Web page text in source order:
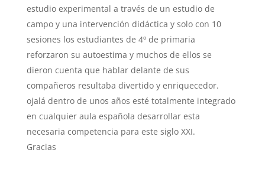
estudio experimental a través de un estudio de
campo y una intervención didáctica y solo con 10
sesiones los estudiantes de 4º de primaria
reforzaron su autoestima y muchos de ellos se
dieron cuenta que hablar delante de sus
compañeros resultaba divertido y enriquecedor.
ojalá dentro de unos años esté totalmente integrado
en cualquier aula española desarrollar esta
necesaria competencia para este siglo XXI.
Gracias